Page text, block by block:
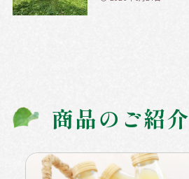
商品のご紹介